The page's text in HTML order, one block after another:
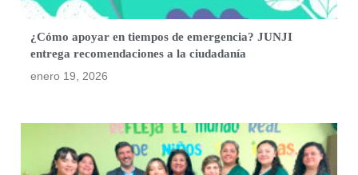
¿Cómo apoyar en tiempos de emergencia? JUNJI
entrega recomendaciones a la ciudadanía
enero 19, 2026